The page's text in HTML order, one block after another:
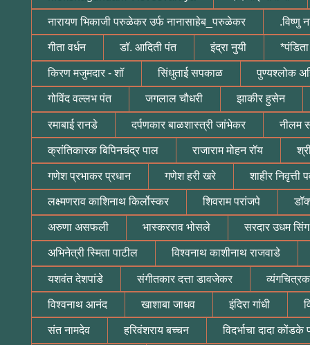
नारायण भिकाजी परुळेकर उर्फ नानासाहेब_परुळेकर .विष्णु
गीता वर्धन डॉ. आदिती पंत इंद्रा नुयी *पंडिता
किरण मजुमदार - शॉ सिंधुताई सपकाळ पुण्यश्लोक
गोविंद वल्लभ पंत जगलाल चौधरी झाकीर हुसेन
रमाबाई रानडे दर्पणकार बाळशास्त्री जांभेकर नीलम
क्रांतिकारक बिपिनचंद्र पाल राजाराम मोहन रॉय
गणेश प्रभाकर प्रधान गणेश हरी खरे शाहीर निवृत्ती
लक्ष्मणराव काशिनाथ किर्लोस्कर शिवराम परांजपे
अरुणा असफली भास्करराव भोसले सरदार उधम सिंग
अभिनेत्री स्मिता पाटील विश्वनाथ काशीनाथ राजवाडे
यशवंत देशपांडे संगीतकार दत्ता डावजेकर
विश्वनाथ आनंद खाशाबा जाधव इंदिरा गांधी
संत नामदेव हरिवंशराय बच्चन विदर्भाचा दादा